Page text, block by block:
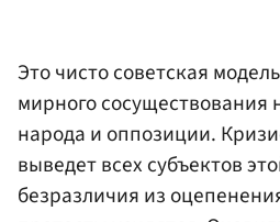
Это чисто советская
мирного сосуществования
народа и оппозиции.
выведет всех субъектов
безразличия из